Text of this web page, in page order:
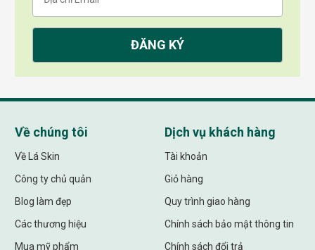
Về chúng tôi
Về Lá Skin
Công ty chủ quản
Blog làm đẹp
Các thương hiệu
Mua mỹ phẩm
Dịch vụ khách hàng
Tài khoản
Giỏ hàng
Quy trình giao hàng
Chính sách bảo mật thông tin
Chính sách đổi trả